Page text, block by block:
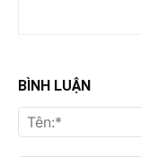
BÌNH LUẬN